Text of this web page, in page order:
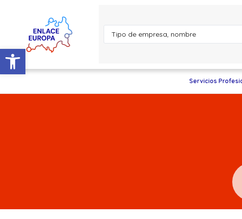
Abrir barra de herramientas
Servicios